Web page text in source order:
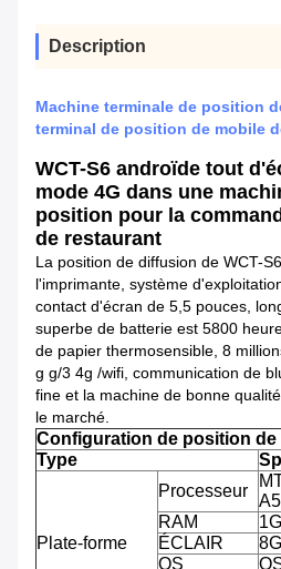
Description
Machine terminale de position
terminal de position de mobile
WCT-S6 androïde tout
mode 4G dans une
position pour la
de restaurant
La position de diffusion de WCT-
l'imprimante, système
contact d'écran de 5,5 pouces,
superbe de batterie est 5800
de papier thermosensible, 8
g g/3 4g /wifi, communication de
fine et la machine de bonne
le marché.
Configuration de position de
Type
Plate-forme
Processeur
RAM
ÉCLAIR
OS